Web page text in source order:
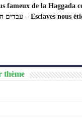
fameux de la Haggada
thème